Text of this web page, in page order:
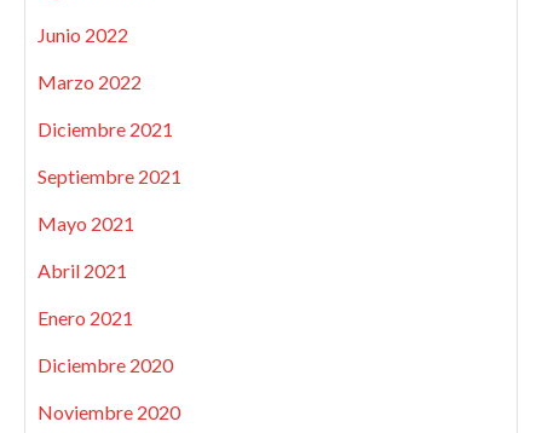
Junio 2022
Marzo 2022
Diciembre 2021
Septiembre 2021
Mayo 2021
Abril 2021
Enero 2021
Diciembre 2020
Noviembre 2020